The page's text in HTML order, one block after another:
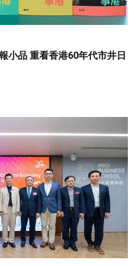
小品 重看香港60年代市井日